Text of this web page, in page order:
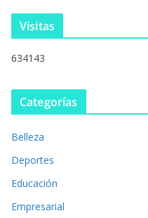
Visitas
634143
Categorías
Belleza
Deportes
Educación
Empresarial